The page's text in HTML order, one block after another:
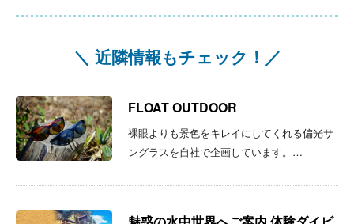
＼ 近隣情報もチェック！／
FLOAT OUTDOOR
裸眼よりも景色をキレイにしてくれる偏光サ
ングラスを自社で企画しています。…